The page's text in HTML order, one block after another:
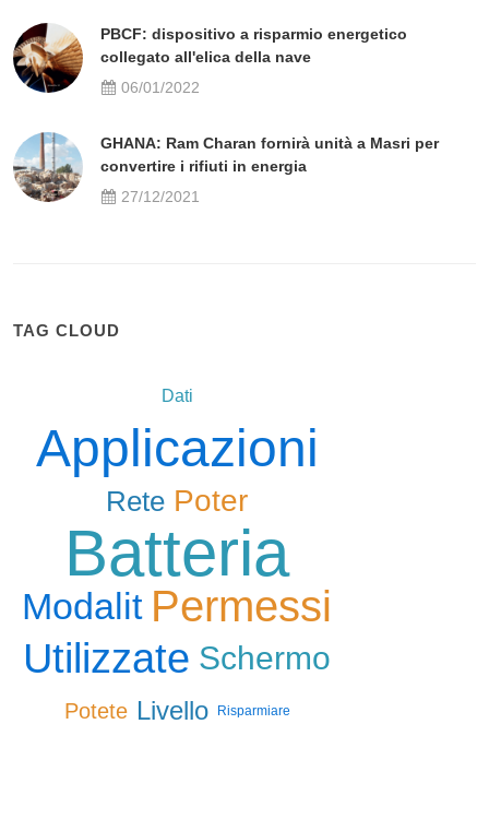
PBCF: dispositivo a risparmio energetico
collegato all'elica della nave
06/01/2022
GHANA: Ram Charan fornirà unità a Masri per
convertire i rifiuti in energia
27/12/2021
TAG CLOUD
Dati
Applicazioni
Rete Poter
Batteria
Modalit Permessi
Utilizzate Schermo
Potete Livello Risparmiare